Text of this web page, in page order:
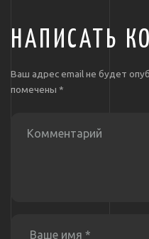
НАПИСАТЬ
Ваш адрес email не будет
помечены *